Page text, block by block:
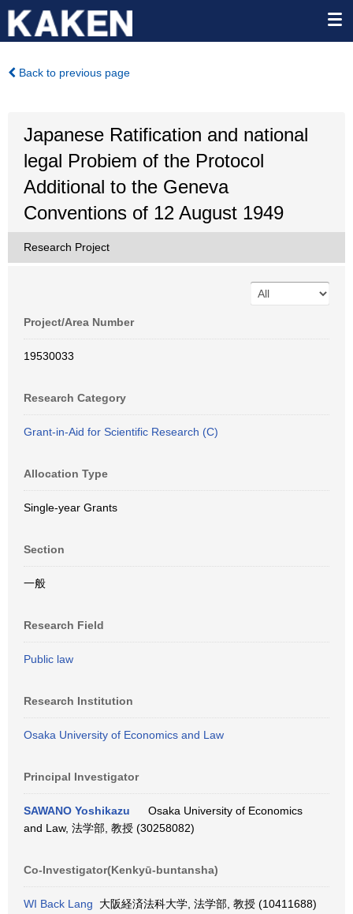
Back to previous page
Japanese Ratification and national
legal Probiem of the Protocol
Additional to the Geneva
Conventions of 12 August 1949
Research Project
Project/Area Number
19530033
Research Category
Grant-in-Aid for Scientific Research (C)
Allocation Type
Single-year Grants
Section
一般
Research Field
Public law
Research Institution
Osaka University of Economics and Law
Principal Investigator
SAWANO Yoshikazu
Osaka University of Economics
and Law, 法学部, 教授 (30258082)
Co-Investigator(Kenkyū-buntansha)
WI Back Lang 大阪経済法科大学, 法学部, 教授 (10411688)